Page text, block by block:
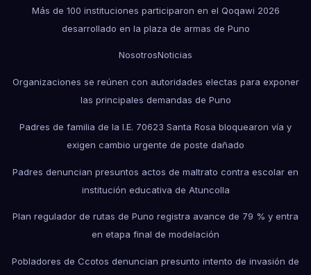
Más de 100 instituciones participaron en el Qoqawi 2026
desarrollado en la plaza de armas de Puno
NosotrosNoticias
Organizaciones se reúnen con autoridades electas para exponer
las principales demandas de Puno
Padres de familia de la I.E. 70623 Santa Rosa bloquearon vía y
exigen cambio urgente de poste dañado
Padres denuncian presuntos actos de maltrato contra escolar en
institución educativa de Atuncolla
Plan regulador de rutas de Puno registra avance de 79 % y entra
en etapa final de modelación
Pobladores de Ccotos denuncian presunto intento de invasión de